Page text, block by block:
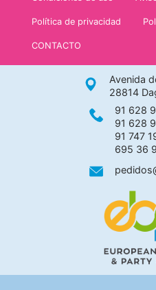
Política de privacidad
CONTACTO
Avenida
28814
91 628
91 628
91 747
695